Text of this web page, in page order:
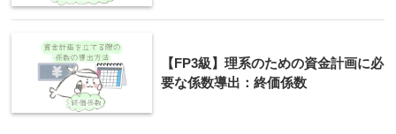
【FP3級】理系のための資金計画に必
要な係数導出：終価係数